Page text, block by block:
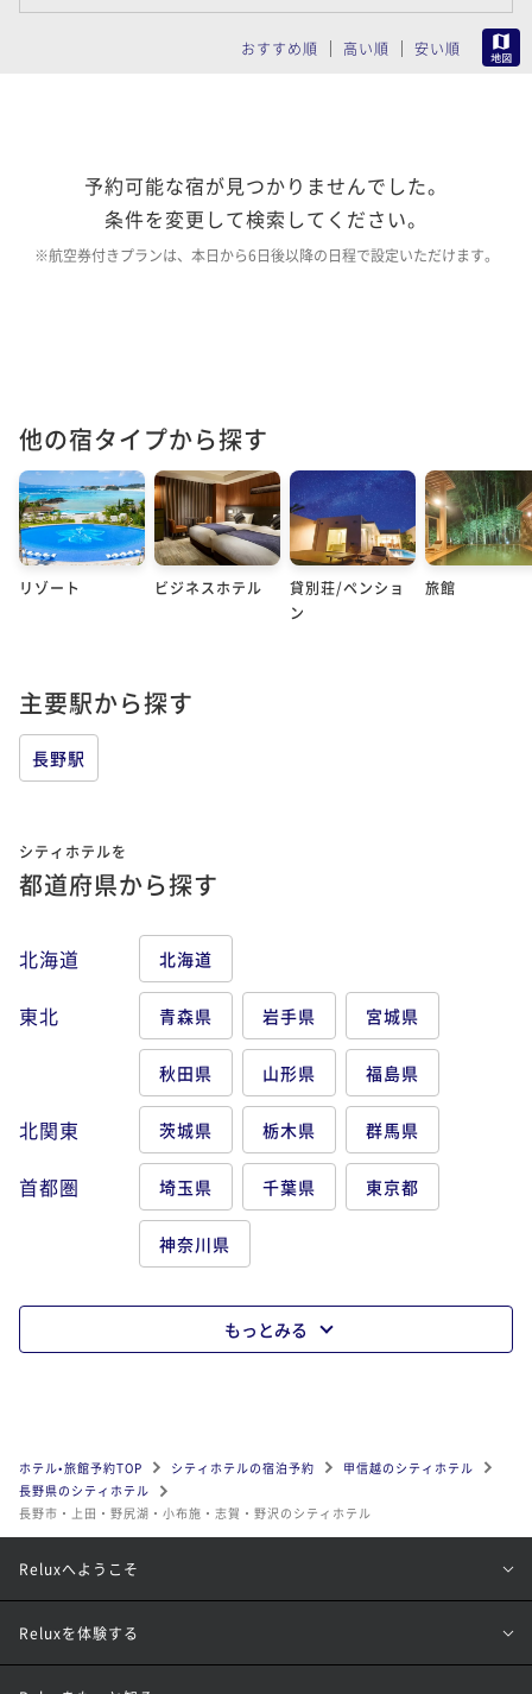
おすすめ順 高い順 安い順
予約可能な宿が見つかりませんでした。
条件を変更して検索してください。
※航空券付きプランは、本日から6日後以降の日程で設定いただけます。
他の宿タイプから探す
リゾート ビジネスホテル
貸別荘/ペンショ
ン
旅館
主要駅から探す
長野駅
シティホテルを
都道府県から探す
北海道 北海道
東北 青森県 岩手県 宮城県
秋田県 山形県 福島県
北関東 茨城県 栃木県 群馬県
首都圏 埼玉県 千葉県 東京都
神奈川県
もっとみる
ホテル•旅館予約TOP シティホテルの宿泊予約
甲信越のシティホテル
長野県のシティホテル
長野市・上田・野尻湖・小布施・志賀・野沢のシティホテル
Reluxへようこそ
Reluxを体験する